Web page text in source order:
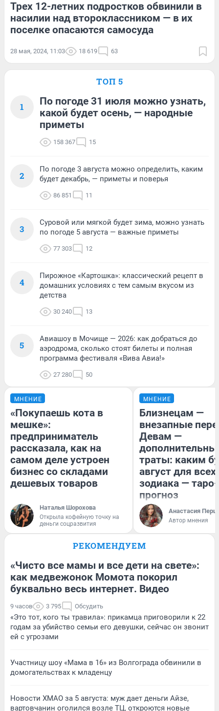
Трех 12-летних подростков обвинили в
насилии над второклассником — в их
поселке опасаются самосуда
28 мая, 2024, 11:03 18 619 63
ТОП 5
1
По погоде 31 июля можно узнать,
какой будет осень, — народные
приметы
158 367 15
2
По погоде 3 августа можно определить, каким
будет декабрь, — приметы и поверья
86 851 11
3
Суровой или мягкой будет зима, можно узнать
по погоде 5 августа — важные приметы
77 303 12
4
Пирожное «Картошка»: классический рецепт в
домашних условиях с тем самым вкусом из
детства
30 240 13
5
Авиашоу в Мочище — 2026: как добраться до
аэродрома, сколько стоят билеты и полная
программа фестиваля «Вива Авиа!»
27 280 50
МНЕНИЕ
«Покупаешь кота в
мешке»:
предприниматель
рассказала, как на
самом деле устроен
бизнес со складами
дешевых товаров
Наталья Шорохова
Открыла кофейную точку на
деньги соцразвития
МНЕНИЕ
Близнецам —
внезапные
Девам —
траты: каким
август для
зодиака — таро-
прогноз
Анастасия
Автор мнения
РЕКОМЕНДУЕМ
«Чисто все мамы и все дети на свете»:
как медвежонок Момота покорил
буквально весь интернет. Видео
9 часов 3 795 Обсудить
«Это тот, кого ты травила»: прикамца приговорили к 22
годам за убийство семьи его девушки, сейчас он звонит
ей с угрозами
Участницу шоу «Мама в 16» из Волгограда обвинили в
домогательствах к младенцу
Новости ХМАО за 5 августа: муж дает деньги Айзе,
вартовчанин оголился возле ТЦ, откроются новые